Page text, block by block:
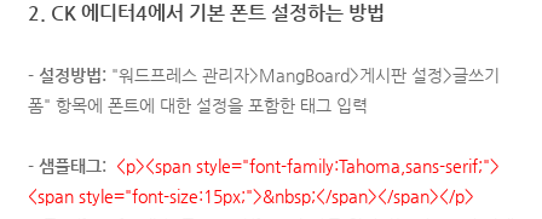
2. CK 에디터4에서 기본 폰트 설정하는 방법
- 설정방법: "워드프레스 관리자>MangBoard>게시판 설정>글쓰기
폼" 항목에 폰트에 대한 설정을 포함한 태그 입력
- 샘플태그:
<p><span style="font-family:Tahoma,sans-serif;">
<span style="font-size:15px;">&nbsp;</span></span></p>